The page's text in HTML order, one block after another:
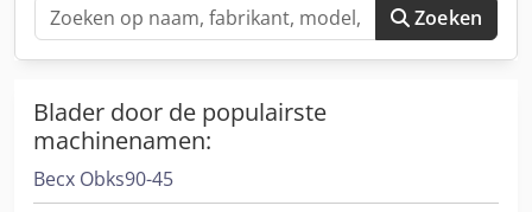
Zoeken
Blader door de populairste
machinenamen:
Becx Obks90-45